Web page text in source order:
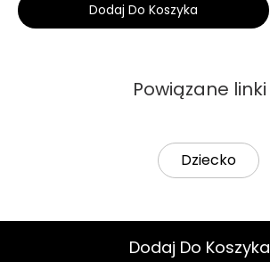
Dodaj Do Koszyka
Powiązane linki
Dziecko
Dodaj Do Koszyka